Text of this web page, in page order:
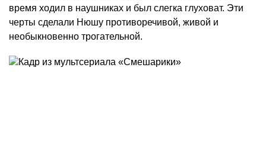
время ходил в наушниках и был слегка глуховат. Эти
черты сделали Нюшу противоречивой, живой и
необыкновенно трогательной.